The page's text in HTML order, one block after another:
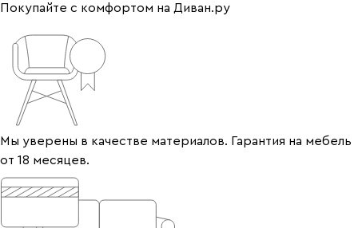
Покупайте с комфортом на Диван.ру
Мы уверены в качестве материалов. Гарантия на мебель
от 18 месяцев.